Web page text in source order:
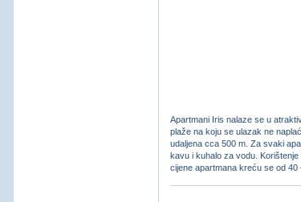
Apartmani Iris nalaze se u
plaže na koju se ulazak ne
udaljena cca 500 m. Za svaki
kavu i kuhalo za vodu.
cijene apartmana kreću se od 40